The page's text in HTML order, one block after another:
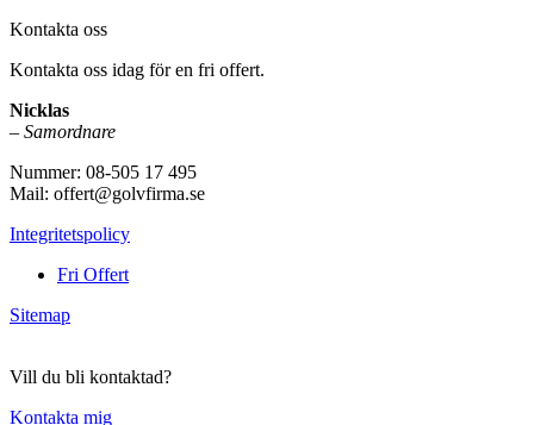
Kontakta oss
Kontakta oss idag för en fri offert.
Nicklas
– Samordnare
Nummer: 08-505 17 495
Mail: offert@golvfirma.se
Integritetspolicy
Fri Offert
Sitemap
Vill du bli kontaktad?
Kontakta mig